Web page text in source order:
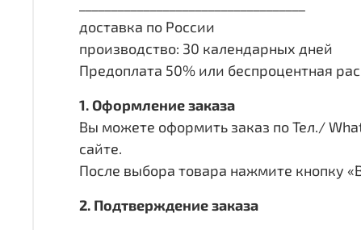
доставка по России
производство: 30 календарных дней
Предоплата 50% или беспроцентная
1. Оформление заказа
Вы можете оформить заказ по Тел./
сайте.
После выбора товара нажмите кнопку
2. Подтверждение заказа